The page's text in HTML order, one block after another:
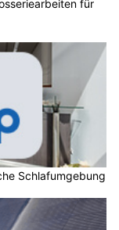
für
Schlafumgebung